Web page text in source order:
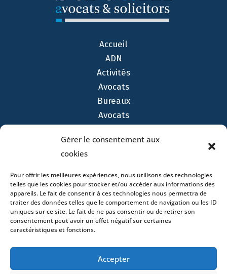
Gérer le consentement aux
cookies
Pour offrir les meilleures expériences, nous utilisons des technologies
telles que les cookies pour stocker et/ou accéder aux informations des
appareils. Le fait de consentir à ces technologies nous permettra de
traiter des données telles que le comportement de navigation ou les ID
uniques sur ce site. Le fait de ne pas consentir ou de retirer son
consentement peut avoir un effet négatif sur certaines
caractéristiques et fonctions.
Accepter
Accueil
ADN
Activités
Avocats
Bureaux
Avocats
Contact
- 4 square Édouard VII – 75009 Paris – France –
+33 (0)1 53 76 91 00
- 15 quai Lamandé –
76600 Le Havre – France –
+33 (0)2 35 22 18 88
+33 (0)4 86 68 49 14
- 148 rue Sainte-
Catherine – 33000 Bordeaux – France -
+33 (0)5 40 25 69 11
- Rue de Chantepoulet 10 -